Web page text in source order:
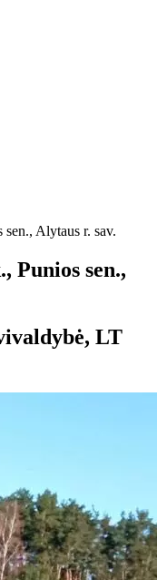
Alytaus r. sav.
Punios sen.,
LT